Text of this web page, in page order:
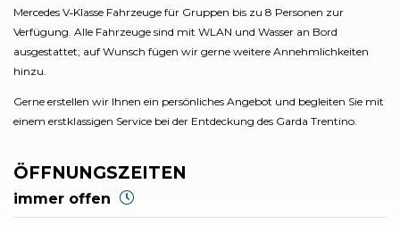
Mercedes V‑Klasse Fahrzeuge für Gruppen bis zu 8 Personen zur
Verfügung. Alle Fahrzeuge sind mit WLAN und Wasser an Bord
ausgestattet; auf Wunsch fügen wir gerne weitere Annehmlichkeiten
hinzu.
Gerne erstellen wir Ihnen ein persönliches Angebot und begleiten Sie mit
einem erstklassigen Service bei der Entdeckung des Garda Trentino.
ÖFFNUNGSZEITEN
immer offen